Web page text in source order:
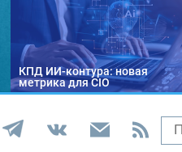
КПД ИИ-контура: новая
метрика для CIO